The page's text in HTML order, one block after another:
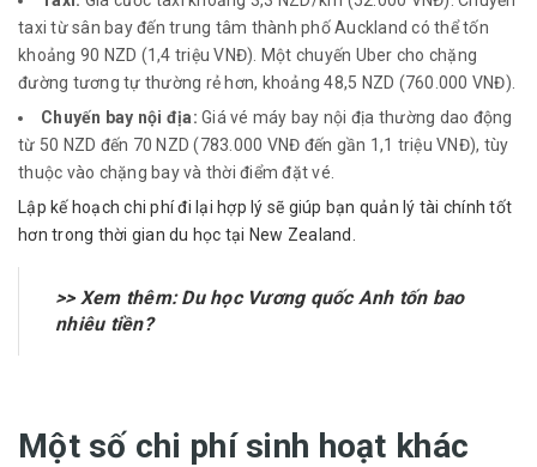
taxi từ sân bay đến trung tâm thành phố Auckland có thể tốn
khoảng 90 NZD (1,4 triệu VNĐ). Một chuyến Uber cho chặng
đường tương tự thường rẻ hơn, khoảng 48,5 NZD (760.000 VNĐ).
Chuyến bay nội địa: Giá vé máy bay nội địa thường dao động
từ 50 NZD đến 70 NZD (783.000 VNĐ đến gần 1,1 triệu VNĐ), tùy
thuộc vào chặng bay và thời điểm đặt vé.
Lập kế hoạch chi phí đi lại hợp lý sẽ giúp bạn quản lý tài chính tốt
hơn trong thời gian du học tại New Zealand.
>> Xem thêm:Du học Vương quốc Anh tốn bao
nhiêu tiền?
Một số chi phí sinh hoạt khác